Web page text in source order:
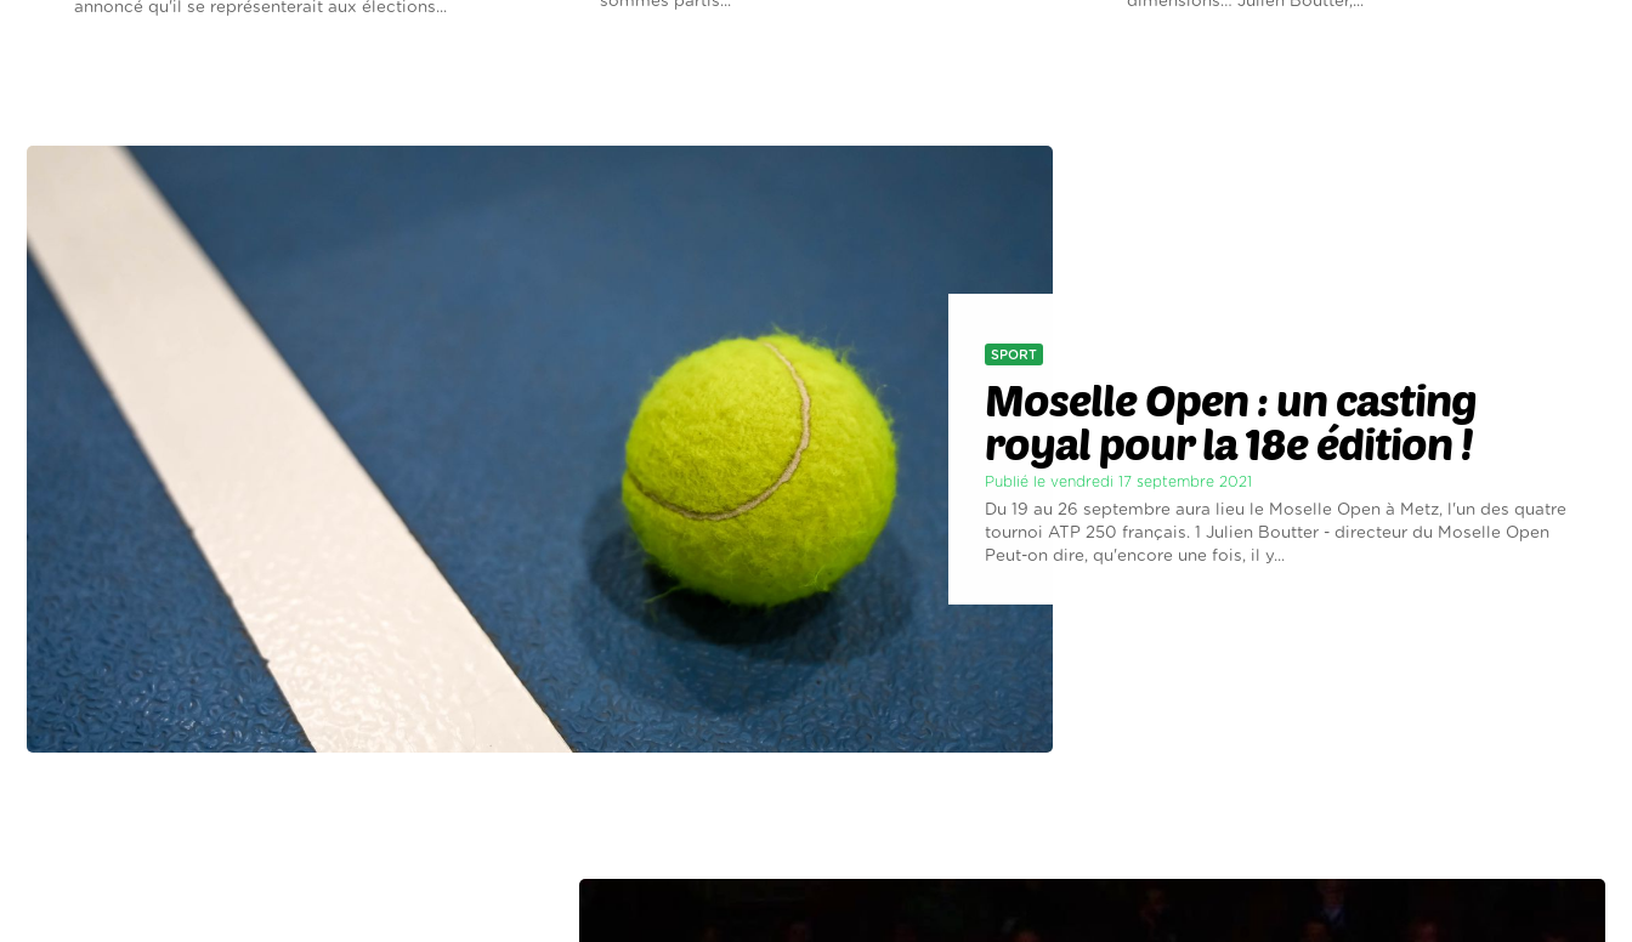
annoncé qu'il se représenterait aux élections...
SPORT
Moselle Open : un casting
royal pour la 18e édition !
Publié le vendredi 17 septembre 2021
Du 19 au 26 septembre aura lieu le Moselle Open à Metz, l'un des quatre
tournoi ATP 250 français. 1 Julien Boutter - directeur du Moselle Open
Peut-on dire, qu'encore une fois, il y...